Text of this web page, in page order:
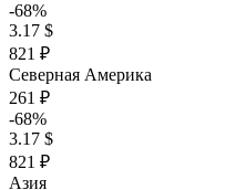
-68%
3.17 $
821 ₽
Северная Америка
261 ₽
-68%
3.17 $
821 ₽
Азия